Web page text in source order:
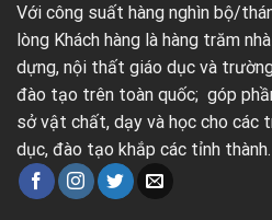
Với công suất hàng nghìn bộ/
lòng Khách hàng là hàng trăm
dựng, nội thất giáo dục và
đào tạo trên toàn quốc; góp
sở vật chất, dạy và học cho các
dục, đào tạo khắp các tỉnh thành.